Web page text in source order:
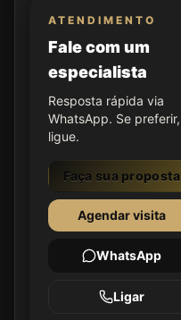
ATENDIMENTO
Fale com um
especialista
Resposta rápida via
WhatsApp. Se preferir,
ligue.
Faça sua proposta
Agendar visita
WhatsApp
Ligar